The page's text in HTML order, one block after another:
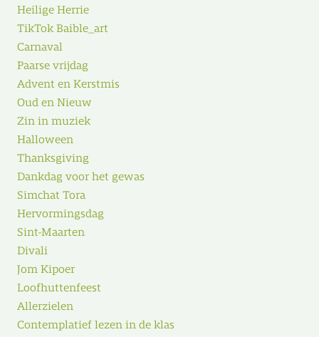
Heilige Herrie
TikTok Baible_art
Carnaval
Paarse vrijdag
Advent en Kerstmis
Oud en Nieuw
Zin in muziek
Halloween
Thanksgiving
Dankdag voor het gewas
Simchat Tora
Hervormingsdag
Sint-Maarten
Divali
Jom Kipoer
Loofhuttenfeest
Allerzielen
Contemplatief lezen in de klas